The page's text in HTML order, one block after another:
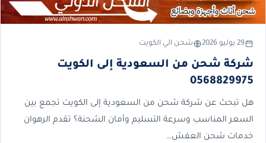
29 يوليو 2026 شحن الي الكويت
شركة شحن من السعودية إلى الكويت
0568829975
هل تبحث عن شركة شحن من السعودية إلى الكويت تجمع بين
السعر المناسب وسرعة التسليم وأمان الشحنة؟ تقدم الرهوان
خدمات شحن العفش…